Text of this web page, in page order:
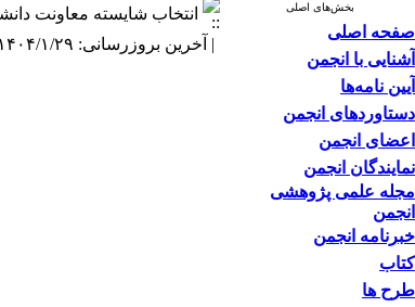
بخش‌های اصلی
صفحه اصلی
آشنایی با انجمن
آیین نامه‌ها
دستاوردهای انجمن
اعضای انجمن
نمایندگان انجمن
مجله علمی پژوهشی
انجمن
خبرنامه انجمن
کتاب
طرح ها
انتخاب شایسته معاونت
| آخرین بروزرسانی: ۱۴۰۴/۱/۲۹ |